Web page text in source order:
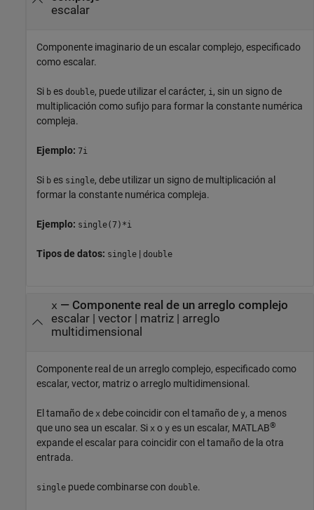
escalar
Componente imaginario de un escalar complejo, especificado
como escalar.
Si b es double, puede utilizar el carácter, i, sin un signo de
multiplicación como sufijo para formar la constante numérica
compleja.
Ejemplo: 7i
Si b es single, debe utilizar un signo de multiplicación al
formar la constante numérica compleja.
Ejemplo: single(7)*i
Tipos de datos: single | double
x — Componente real de un arreglo complejo
escalar| vector| matriz| arreglo
multidimensional
Componente real de un arreglo complejo, especificado como
escalar, vector, matriz o arreglo multidimensional.
El tamaño de x debe coincidir con el tamaño de y, a menos
que uno sea un escalar. Si x o y es un escalar, MATLAB®
expande el escalar para coincidir con el tamaño de la otra
entrada.
single puede combinarse con double.